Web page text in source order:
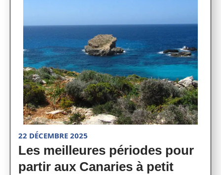
22 DÉCEMBRE 2025
Les meilleures périodes pour
partir aux Canaries à petit